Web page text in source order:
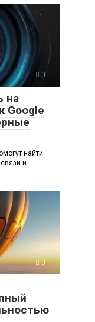
0
на
Google
найти
и
0